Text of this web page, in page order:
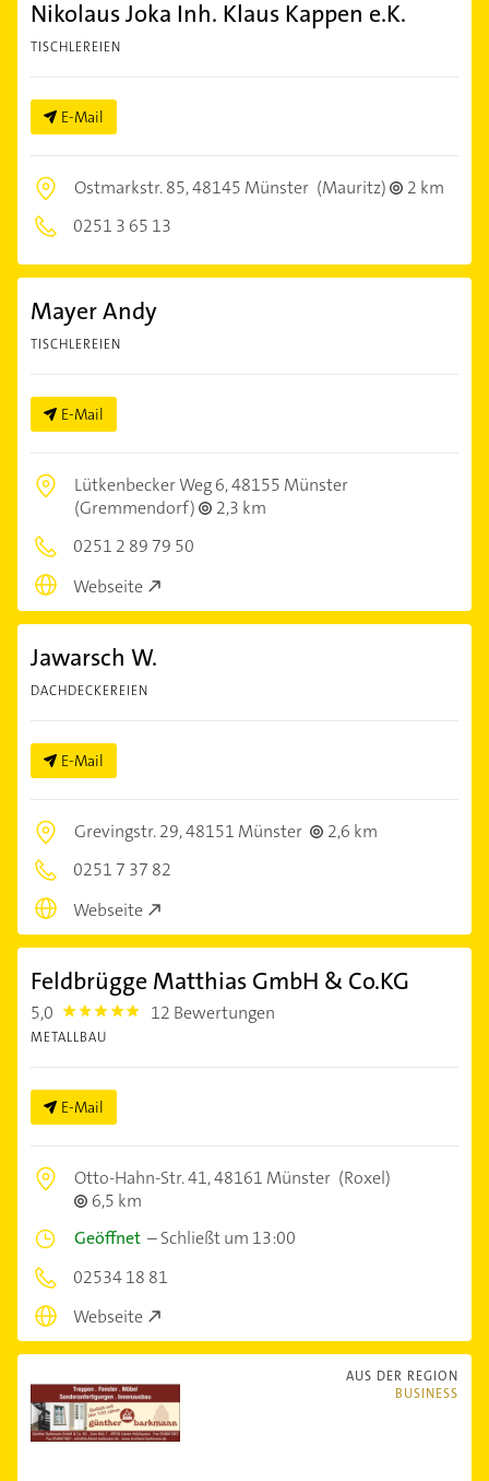
Nikolaus Joka Inh. Klaus Kappen e.K.
TISCHLEREIEN
E-Mail
Ostmarkstr. 85,48145 Münster (Mauritz)
2 km
0251 3 65 13
Mayer Andy
TISCHLEREIEN
E-Mail
Lütkenbecker Weg 6,48155 Münster
(Gremmendorf)
2,3 km
0251 2 89 79 50
Webseite
Jawarsch W.
DACHDECKEREIEN
E-Mail
Grevingstr. 29,48151 Münster
2,6 km
0251 7 37 82
Webseite
Feldbrügge Matthias GmbH & Co.KG
5,0 5.0 12 Bewertungen
METALLBAU
E-Mail
Otto-Hahn-Str. 41,48161 Münster (Roxel)
6,5 km
Geöffnet –Schließt um 13:00
02534 18 81
Webseite
AUS DER REGION
BUSINESS